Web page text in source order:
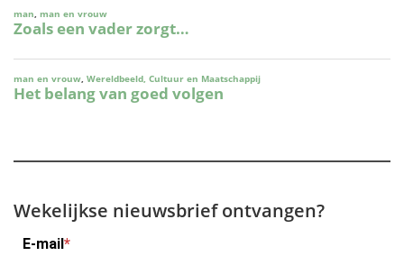
Wekelijkse nieuwsbrief ontvangen?